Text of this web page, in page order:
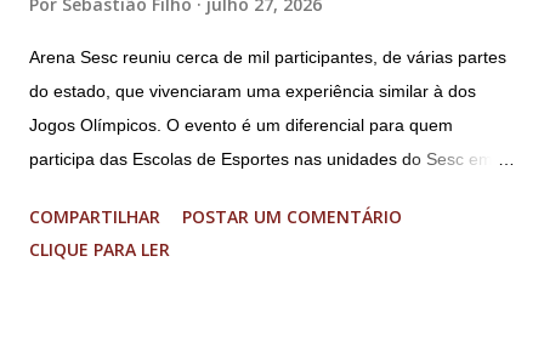
Arena Sesc reuniu cerca de mil participantes, de várias partes
do estado, que vivenciaram uma experiência similar à dos
Jogos Olímpicos. O evento é um diferencial para quem
participa das Escolas de Esportes nas unidades do Sesc em
adolescentes. É isso que o Arena Sesc proporcionou para 165
integrantes das Escolas de Esportes do Sesc São Lourenço,
COMPARTILHAR
POSTAR UM COMENTÁRIO
CLIQUE PARA LER